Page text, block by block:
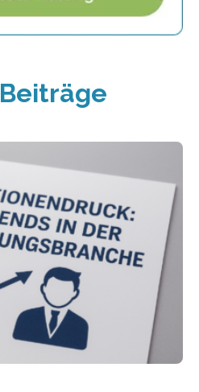
Beiträge